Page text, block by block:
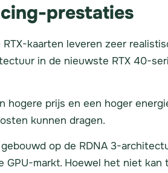
prestaties
RTX-kaarten leveren zeer
in de nieuwste RTX 40-
prijs en een hoger
kunnen dragen.
op de RDNA 3-
markt. Hoewel het niet